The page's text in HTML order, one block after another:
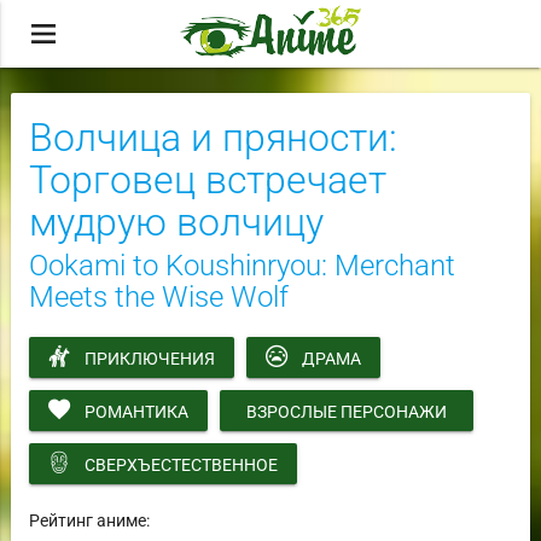
menu
Волчица и пряности:
Торговец встречает
мудрую волчицу
Ookami to Koushinryou: Merchant
Meets the Wise Wolf
ПРИКЛЮЧЕНИЯ ДРАМА
РОМАНТИКА ВЗРОСЛЫЕ ПЕРСОНАЖИ
СВЕРХЪЕСТЕСТВЕННОЕ
Рейтинг аниме: